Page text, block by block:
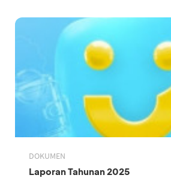
DOKUMEN
Laporan Tahunan 2025